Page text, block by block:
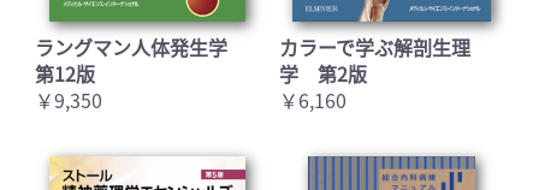
ラングマン人体発生学
第12版
￥9,350
カラーで学ぶ解剖生理
学 第2版
￥6,160